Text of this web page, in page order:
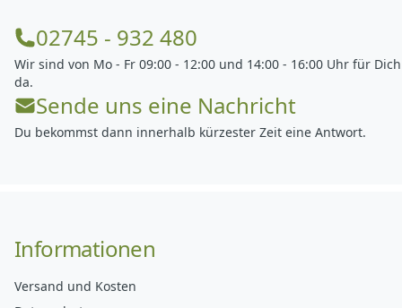
02745 - 932 480
Wir sind von Mo - Fr 09:00 - 12:00 und 14:00 - 16:00 Uhr für Dich
da.
Sende uns eine Nachricht
Du bekommst dann innerhalb kürzester Zeit eine Antwort.
Informationen
Versand und Kosten